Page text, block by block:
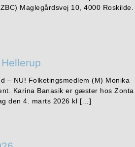
Maglegårdsvej 10, 4000 Roskilde.
– NU! Folketingsmedlem (M) Monika
Karina Banasik er gæster hos Zonta
den 4. marts 2026 kl […]